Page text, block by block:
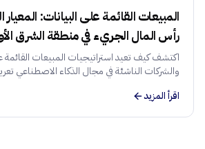
المبيعات القائمة على البيانات:
رأس المال الجريء في منطقة الشرق
أفريقيا
اكتشف كيف تعيد استراتيجيات المبيعات القائمة
والشركات الناشئة في مجال الذكاء الاصطناعي
وتدفق الصفقات.
اقرأ المزيد